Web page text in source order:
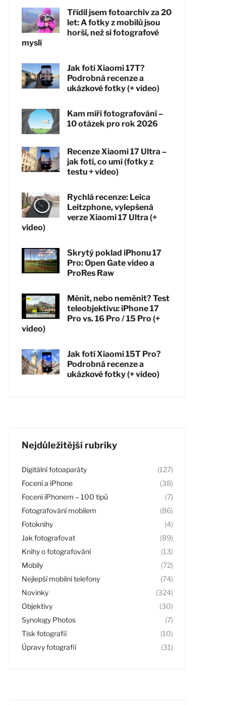
Třídil jsem fotoarchiv za 20
let: A fotky z mobilů jsou
horší, než si fotografové
myslí
Jak fotí Xiaomi 17T?
Podrobná recenze a
ukázkové fotky (+ video)
Kam míří fotografování –
10 otázek pro rok 2026
Recenze Xiaomi 17 Ultra –
jak fotí, co umí (fotky z
testu + video)
Rychlá recenze: Leica
Leitzphone, vylepšená
verze Xiaomi 17 Ultra (+
video)
Skrytý poklad iPhonu 17
Pro: Open Gate video a
ProRes Raw
Měnit, nebo neměnit? Test
teleobjektivu: iPhone 17
Pro vs. 16 Pro / 15 Pro (+
video)
Jak fotí Xiaomi 15T Pro?
Podrobná recenze a
ukázkové fotky (+ video)
Nejdůležitější rubriky
Digitální fotoaparáty
(127)
Focení a iPhone
(38)
Focení iPhonem – 100 tipů
(7)
Fotografování mobilem
(86)
Fotoknihy
(4)
Jak fotografovat
(89)
Knihy o fotografování
(13)
Mobily
(72)
Nejlepší mobilní telefony
(74)
Novinky
(324)
Objektivy
(30)
Synology Photos
(7)
Tisk fotografií
(10)
Úpravy fotografií
(31)